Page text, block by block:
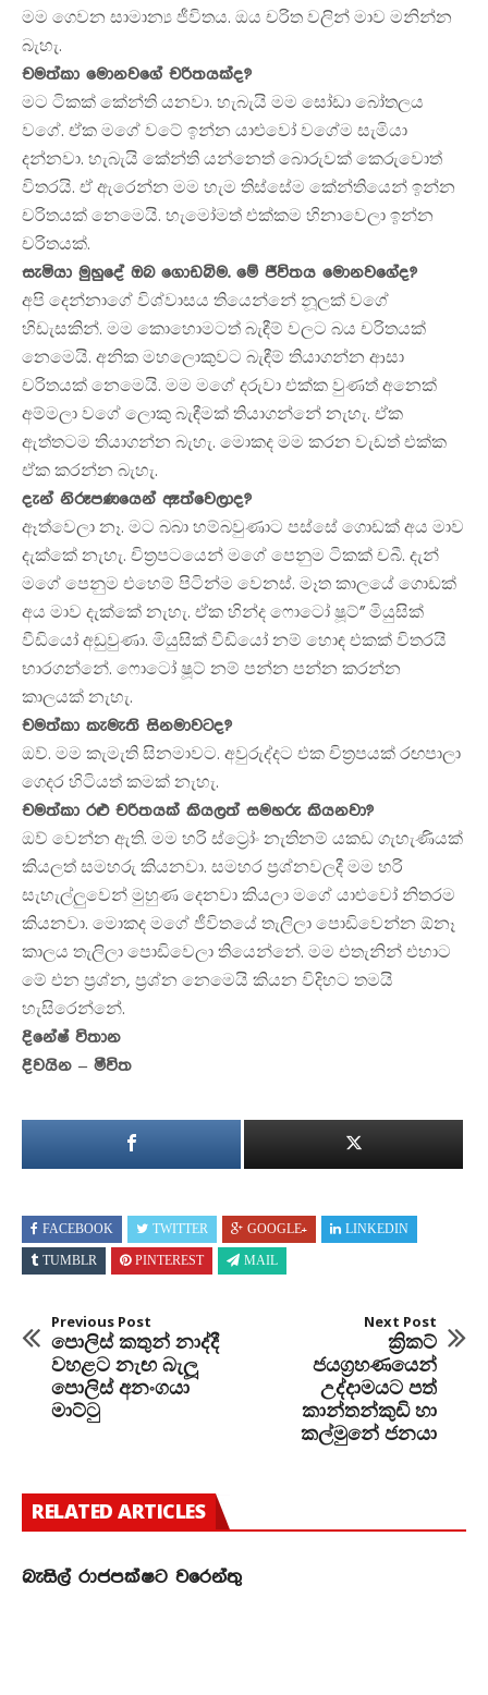
මම ගෙවන සාමාන්‍ය ජීවිතය. ඔය චරිත වලින් මාව මනින්න
බැහැ.
චමත්කා මොනවගේ චරිතයක්ද?
මට ටිකක් කේන්ති යනවා. හැබැයි මම සෝඩා බෝතලය
වගේ. ඒක මගේ වටේ ඉන්න යාළුවෝ වගේම සැමියා
දන්නවා. හැබැයි කේන්ති යන්නෙත් බොරුවක් කෙරුවොත්
විතරයි. ඒ ඇරෙන්න මම හැම තිස්සේම කේන්තියෙන් ඉන්න
චරිතයක් නෙමෙයි. හැමෝමත් එක්කම හිනාවෙලා ඉන්න
චරිතයක්.
සැමියා මුහුදේ ඔබ ගොඩබිම. මේ ජීවිතය මොනවගේද?
අපි දෙන්නාගේ විශ්වාසය තියෙන්නේ නූලක් වගේ
හිඩැසකින්. මම කොහොමටත් බැඳීම් වලට බය චරිතයක්
නෙමෙයි. අනික මහලොකුවට බැඳීම් තියාගන්න ආසා
චරිතයක් නෙමෙයි. මම මගේ දරුවා එක්ක වුණත් අනෙක්
අම්මලා වගේ ලොකු බැඳීමක් තියාගන්නේ නැහැ. ඒක
ඇත්තටම තියාගන්න බැහැ. මොකද මම කරන වැඩත් එක්ක
ඒක කරන්න බැහැ.
දැන් නිරූපණයෙන් ඈත්වෙලාද?
ඈත්වෙලා නෑ. මට බබා හම්බවුණාට පස්සේ ගොඩක් අය මාව
දැක්කේ නැහැ. චිත්‍රපටයෙන් මගේ පෙනුම ටිකක් චබී. දැන්
මගේ පෙනුම එහෙම් පිටින්ම වෙනස්. මෑත කාලයේ ගොඩක්
අය මාව දැක්කේ නැහැ. ඒක හින්ද ෆොටෝ ෂූට්” මියුසික්
වීඩියෝ අඩුවුණා. මියුසික් වීඩියෝ නම් හොඳ එකක් විතරයි
භාරගන්නේ. ෆොටෝ ෂූට් නම් පන්න පන්න කරන්න
කාලයක් නැහැ.
චමත්කා කැමැති සිනමාවටද?
ඔව්. මම කැමැති සිනමාවට. අවුරුද්දට එක චිත්‍රපයක් රඟපාලා
ගෙදර හිටියත් කමක් නැහැ.
චමත්කා රළු චරිතයක් කියලත් සමහරු කියනවා?
ඔව් වෙන්න ඇති. මම හරි ස්ට්‍රෝං නැතිනම් යකඩ ගැහැණියක්
කියලත් සමහරු කියනවා. සමහර ප්‍රශ්නවලදී මම හරි
සැහැල්ලුවෙන් මුහුණ දෙනවා කියලා මගේ යාළුවෝ නිතරම
කියනවා. මොකද මගේ ජීවිතයේ තැලිලා පොඩිවෙන්න ඕනෑ
කාලය තැලිලා පොඩිවෙලා තියෙන්නේ. මම එතැනින් එහාට
මේ එන ප්‍රශ්න, ප්‍රශ්න නෙමෙයි කියන විදිහට තමයි
හැසිරෙන්නේ.
දිනේෂ් විතාන
දිවයින – මීවිත
FACEBOOK TWITTER GOOGLE+ LINKEDIN
TUMBLR PINTEREST MAIL
Previous Post
පොලිස් කතුන් නාද්දී
වහළට නැඟ බැලූ
පොලිස් අනංගයා
මාට්ටු
Next Post
ක්‍රිකට්
ජයග්‍රහණයෙන්
උද්දාමයට පත්
කාන්තන්කුඩි හා
කල්මුනේ ජනයා
RELATED ARTICLES
බැසිල් රාජපක්ෂට වරෙන්තු